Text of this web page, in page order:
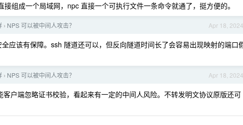
组成一个局域网，npc 直接一个可执行文件一条命令就通了，挺方便的。
Apr 18, 2024
› NPS 可以被中间人攻击？
应该有保障。ssh 隧道还可以，但反向隧道时间长了会容易出现映射的端口
Apr 18, 2024
› NPS 可以被中间人攻击？
户端忽略证书校验，看起来有一定的中间人风险。不转发明文协议原版还可